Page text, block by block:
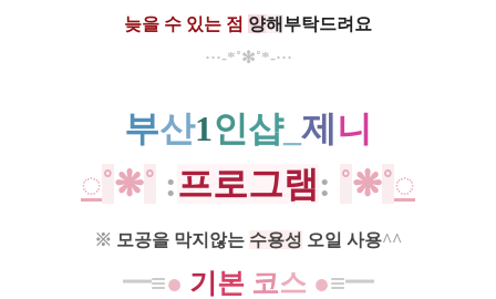
늦을 수 있는 점 양해 부탁드려요
···-*˚✻˚*-···
부산1인샵_ 제 니
◌˚❋˚ :프로그램: ˚❋˚◌
※ 모공을 막지않는 수용성 오일 사용^^
━≡● 기 본 코스 ●≡━